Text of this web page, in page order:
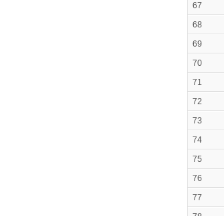
67
68
69
70
71
72
73
74
75
76
77